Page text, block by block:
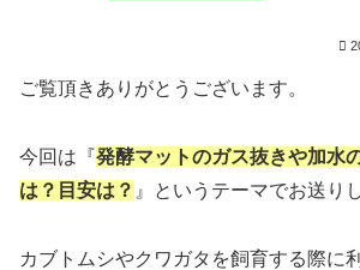
ご覧頂きありがとうございます。
今回は『発酵マットのガス抜きや加水
は？目安は？ 』というテーマでお送り
カブトムシやクワガタを飼育する際に